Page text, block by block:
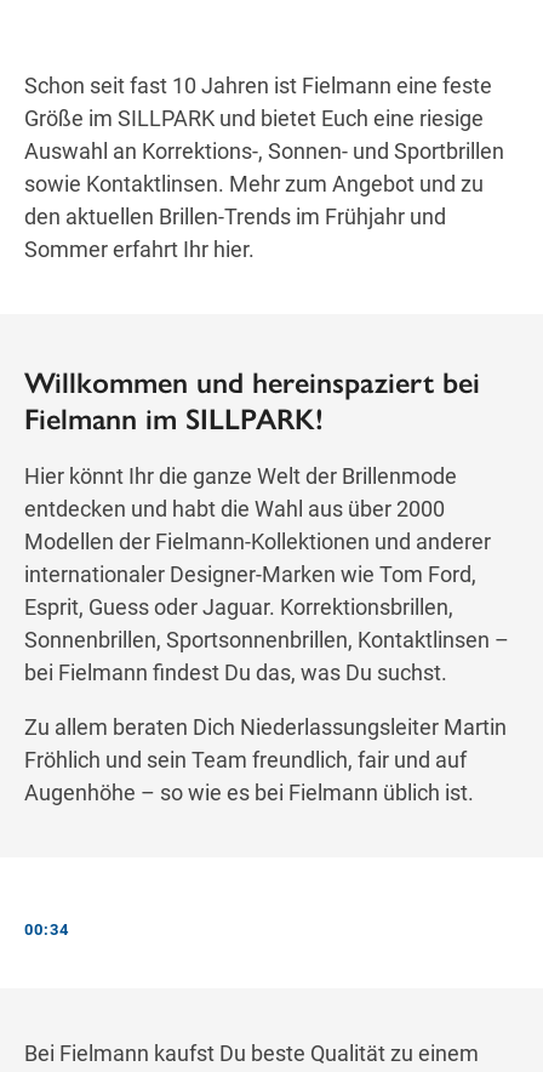
Schon seit fast 10 Jahren ist Fielmann eine feste
Größe im SILLPARK und bietet Euch eine riesige
Auswahl an Korrektions-, Sonnen- und Sportbrillen
sowie Kontaktlinsen. Mehr zum Angebot und zu
den aktuellen Brillen-Trends im Frühjahr und
Sommer erfahrt Ihr hier.
Willkommen und hereinspaziert bei
Fielmann im SILLPARK!
Hier könnt Ihr die ganze Welt der Brillenmode
entdecken und habt die Wahl aus über 2000
Modellen der Fielmann-Kollektionen und anderer
internationaler Designer-Marken wie Tom Ford,
Esprit, Guess oder Jaguar. Korrektionsbrillen,
Sonnenbrillen, Sportsonnenbrillen, Kontaktlinsen –
bei Fielmann findest Du das, was Du suchst.
Zu allem beraten Dich Niederlassungsleiter Martin
Fröhlich und sein Team freundlich, fair und auf
Augenhöhe – so wie es bei Fielmann üblich ist.
00:34
Bei Fielmann kaufst Du beste Qualität zu einem